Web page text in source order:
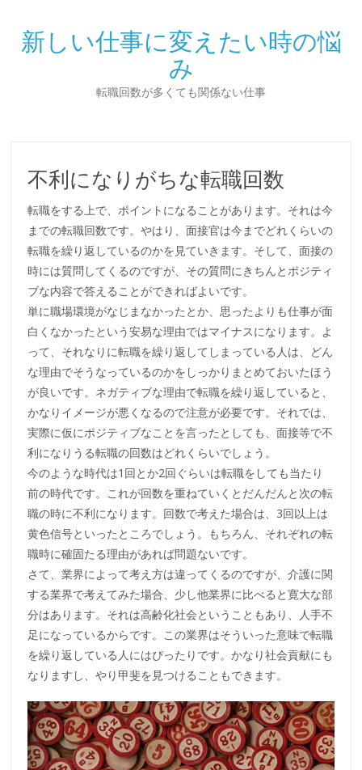
新しい仕事に変えたい時の悩
み
転職回数が多くても関係ない仕事
不利になりがちな転職回数
転職をする上で、ポイントになることがあります。それは今
までの転職回数です。やはり、面接官は今までどれくらいの
転職を繰り返しているのかを見ていきます。そして、面接の
時には質問してくるのですが、その質問にきちんとポジティ
ブな内容で答えることができればよいです。
単に職場環境がなじまなかったとか、思ったよりも仕事が面
白くなかったという安易な理由ではマイナスになります。よ
って、それなりに転職を繰り返してしまっている人は、どん
な理由でそうなっているのかをしっかりまとめておいたほう
が良いです。ネガティブな理由で転職を繰り返していると、
かなりイメージが悪くなるので注意が必要です。それでは、
実際に仮にポジティブなことを言ったとしても、面接等で不
利になりうる転職の回数はどれくらいでしょう。
今のような時代は1回とか2回ぐらいは転職をしても当たり
前の時代です。これが回数を重ねていくとだんだんと次の転
職の時に不利になります。回数で考えた場合は、3回以上は
黄色信号といったところでしょう。もちろん、それぞれの転
職時に確固たる理由があれば問題ないです。
さて、業界によって考え方は違ってくるのですが、介護に関
する業界で考えてみた場合、少し他業界に比べると寛大な部
分はあります。それは高齢化社会ということもあり、人手不
足になっているからです。この業界はそういった意味で転職
を繰り返している人にはぴったりです。かなり社会貢献にも
なりますし、やり甲斐を見つけることもできます。